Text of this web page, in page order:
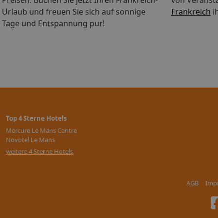
sind in vielen Zielgebieten zubuchbar. Einreisebestimmungen
Buchungsstelle! Stand der
Urlaub und freuen Sie sich auf sonnige
Tage und Entspannung pur!
Frankreich
Top 4 Sterne Hotels
Mercure Le Mans Centre
Novotel Le Mans
weitere 4 Sterne Hotels
AGB